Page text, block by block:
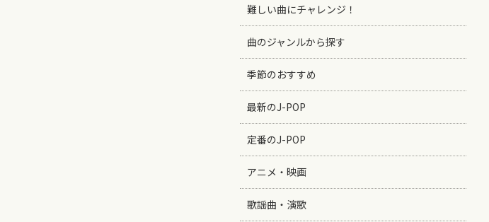
難しい曲にチャレンジ！
曲のジャンルから探す
季節のおすすめ
最新のJ-POP
定番のJ-POP
アニメ・映画
歌謡曲・演歌